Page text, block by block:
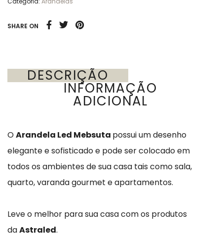
SHARE ON
DESCRIÇÃO
INFORMAÇÃO
ADICIONAL
OArandela Led Mebsuta possui um desenho
elegante e sofisticado e pode ser colocado em
todos os ambientes de sua casa tais como sala,
quarto, varanda gourmet e apartamentos.
Leve o melhor para sua casa com os produtos
daAstraled.